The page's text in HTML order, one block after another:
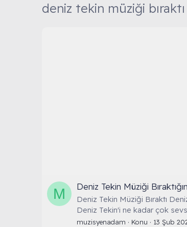
deniz tekin müziği bıraktı
M Deniz Tekin Müziği
Deniz Tekin Müziği Bıraktı
Deniz Tekin'i ne kadar çok
muzisyenadam Konu 13 Şub